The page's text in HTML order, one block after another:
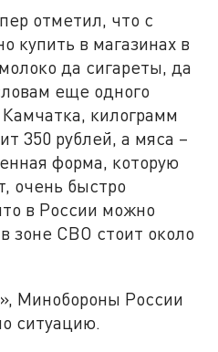
отметил, что с
купить в магазинах в
да сигареты, да
еще одного
килограмм
350 рублей, а мяса –
форма, которую
очень быстро
в России можно
зоне СВО стоит около
Минобороны России
ситуацию.